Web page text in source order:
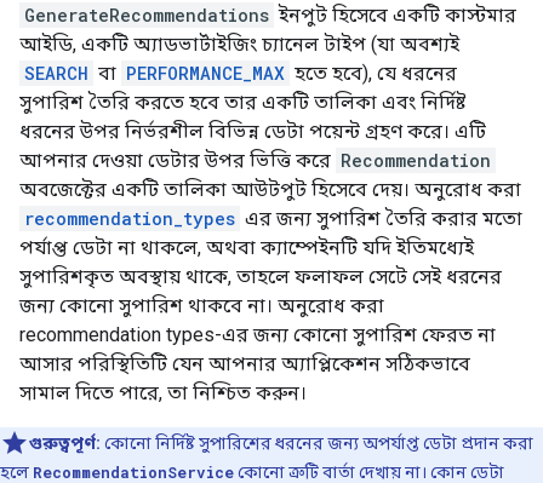
GenerateRecommendations ইনপুট হিসেবে একটি কাস্টমার
আইডি, একটি অ্যাডভার্টাইজিং চ্যানেল টাইপ (যা অবশ্যই
SEARCH বা PERFORMANCE_MAX হতে হবে), যে ধরনের
সুপারিশ তৈরি করতে হবে তার একটি তালিকা এবং নির্দিষ্ট
ধরনের উপর নির্ভরশীল বিভিন্ন ডেটা পয়েন্ট গ্রহণ করে। এটি
আপনার দেওয়া ডেটার উপর ভিত্তি করে Recommendation
অবজেক্টের একটি তালিকা আউটপুট হিসেবে দেয়। অনুরোধ করা
recommendation_types এর জন্য সুপারিশ তৈরি করার মতো
পর্যাপ্ত ডেটা না থাকলে, অথবা ক্যাম্পেইনটি যদি ইতিমধ্যেই
সুপারিশকৃত অবস্থায় থাকে, তাহলে ফলাফল সেটে সেই ধরনের
জন্য কোনো সুপারিশ থাকবে না। অনুরোধ করা
recommendation types-এর জন্য কোনো সুপারিশ ফেরত না
আসার পরিস্থিতিটি যেন আপনার অ্যাপ্লিকেশন সঠিকভাবে
সামাল দিতে পারে, তা নিশ্চিত করুন।
গুরুত্বপূর্ণ: কোনো নির্দিষ্ট সুপারিশের ধরনের জন্য অপর্যাপ্ত ডেটা প্রদান করা
হলে RecommendationServiceকোনো ত্রুটি বার্তা দেখায় না। কোন ডেটা